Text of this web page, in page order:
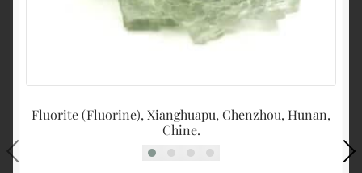
Fluorite (Fluorine), Xianghuapu, Chenzhou, Hunan,
Chine.